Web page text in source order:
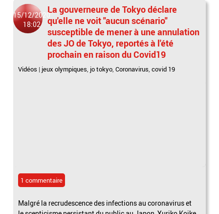
15/12/2020
18:02
La gouverneure de Tokyo déclare
qu'elle ne voit "aucun scénario"
susceptible de mener à une annulation
des JO de Tokyo, reportés à l'été
prochain en raison du Covid19
Vidéos | jeux olympiques, jo tokyo,Coronavirus,covid 19
1 commentaire
Malgré la recrudescence des infections au coronavirus et